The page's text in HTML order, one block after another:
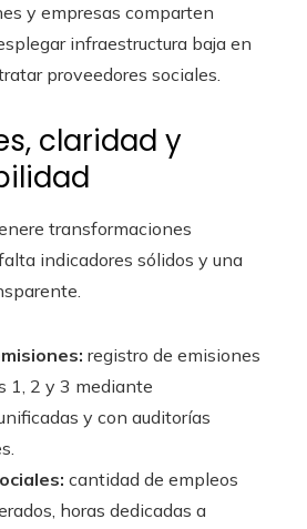
y empresas comparten
infraestructura baja en
proveedores sociales.
claridad y
transformaciones
indicadores sólidos y una
registro de emisiones
1, 2 y 3 mediante
y con auditorías
cantidad de empleos
horas dedicadas a